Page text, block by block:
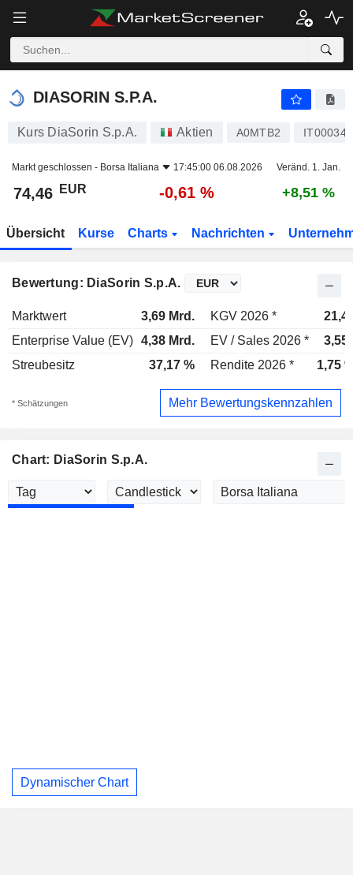
DIASORIN S.P.A.
DIASORIN S.P.A.
Kurs DiaSorin S.p.A. Aktien A0MTB2
Markt geschlossen - Borsa Italiana 17:45:00 06.08.2026 Veränd. 1. Jan.
74,46 EUR -0,61 % +8,51 %
Übersicht Kurse Charts Nachrichten
Bewertung: DiaSorin S.p.A.
Marktwert 3,69 Mrd. KGV 2026 *
Enterprise Value (EV) 4,38 Mrd. EV / Sales 2026 *
Streubesitz
37,17 % Rendite 2026 * 1,75
* Schätzungen Mehr Bewertungskennzahlen
Chart: DiaSorin S.p.A.
Dynamischer Chart